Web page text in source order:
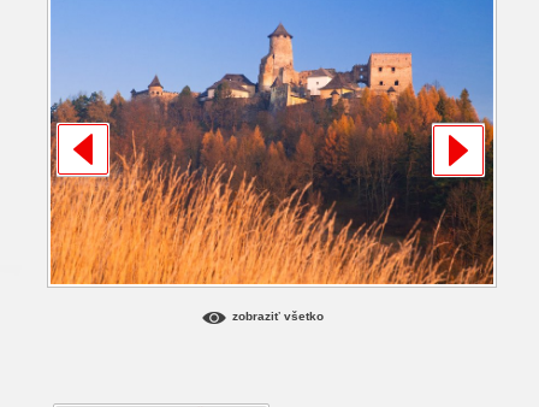
zobraziť všetko